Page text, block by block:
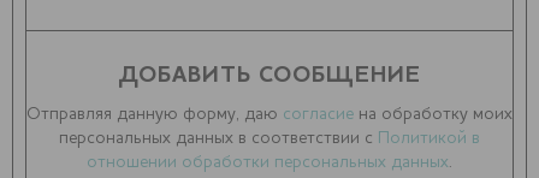
ДОБАВИТЬ СООБЩЕНИЕ
Отправляя данную форму, даю согласие на обработку моих
персональных данных в соответствии с Политикой в
отношении обработки персональных данных.